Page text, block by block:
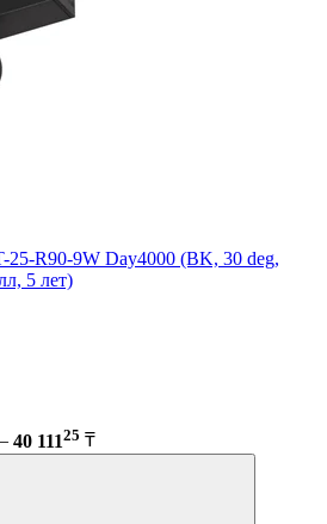
R90-9W Day4000 (BK, 30 deg,
5 лет)
40 11125 ₸